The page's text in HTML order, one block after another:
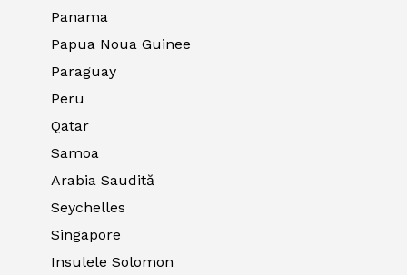
Panama
Papua Noua Guinee
Paraguay
Peru
Qatar
Samoa
Arabia Saudită
Seychelles
Singapore
Insulele Solomon